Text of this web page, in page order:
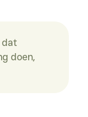
dat
doen,